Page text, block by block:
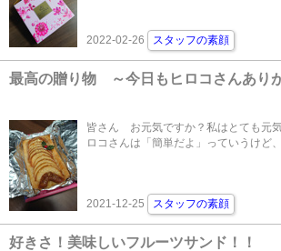
2022-02-26 スタッフの素顔
最高の贈り物 ～今日もヒロコさんあり
皆さん お元気ですか？私はとても元
ロコさんは「簡単だよ」っていうけど
2021-12-25 スタッフの素顔
好きさ！美味しいフルーツサンド！！